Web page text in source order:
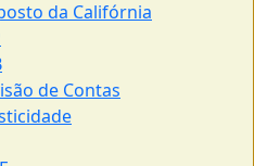
da Califórnia
de Contas